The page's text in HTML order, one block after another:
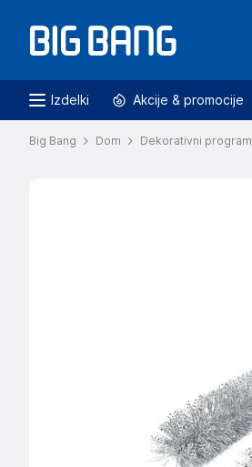
Izdelki Akcije & promocije
Big Bang Dom Dekorativni program